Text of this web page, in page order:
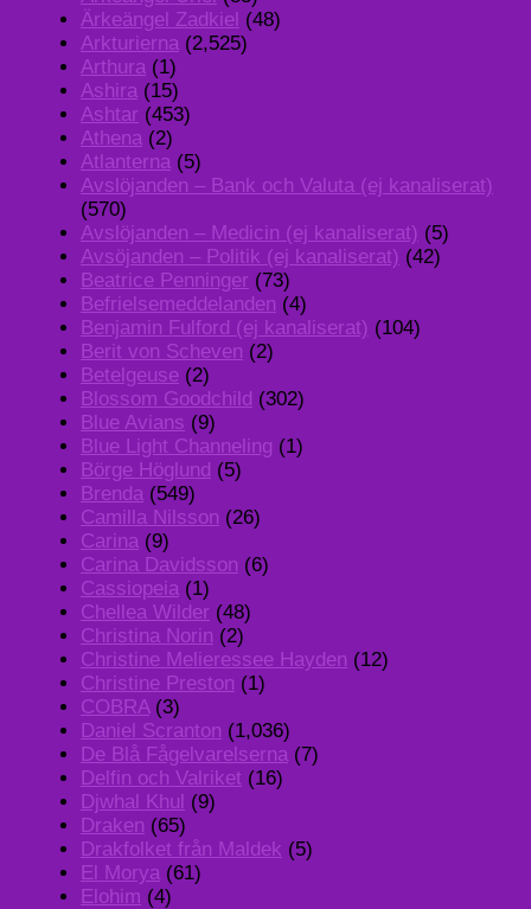
Ärkeängel Zadkiel (48)
Arkturierna (2,525)
Arthura (1)
Ashira (15)
Ashtar (453)
Athena (2)
Atlanterna (5)
Avslöjanden – Bank och Valuta (ej kanaliserat)
(570)
Avslöjanden – Medicin (ej kanaliserat) (5)
Avsöjanden – Politik (ej kanaliserat) (42)
Beatrice Penninger (73)
Befrielsemeddelanden (4)
Benjamin Fulford (ej kanaliserat) (104)
Berit von Scheven (2)
Betelgeuse (2)
Blossom Goodchild (302)
Blue Avians (9)
Blue Light Channeling (1)
Börge Höglund (5)
Brenda (549)
Camilla Nilsson (26)
Carina (9)
Carina Davidsson (6)
Cassiopeia (1)
Chellea Wilder (48)
Christina Norin (2)
Christine Melieressee Hayden (12)
Christine Preston (1)
COBRA(3)
Daniel Scranton (1,036)
De Blå Fågelvarelserna (7)
Delfin och Valriket (16)
Djwhal Khul (9)
Draken (65)
Drakfolket från Maldek (5)
El Morya (61)
Elohim (4)